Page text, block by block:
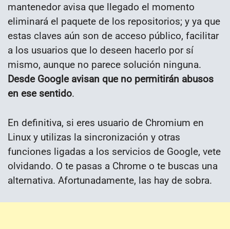
mantenedor avisa que llegado el momento
eliminará el paquete de los repositorios; y ya que
estas claves aún son de acceso público, facilitar
a los usuarios que lo deseen hacerlo por sí
mismo, aunque no parece solución ninguna.
Desde Google avisan que no permitirán abusos
en ese sentido.
En definitiva, si eres usuario de Chromium en
Linux y utilizas la sincronización y otras
funciones ligadas a los servicios de Google, vete
olvidando. O te pasas a Chrome o te buscas una
alternativa. Afortunadamente, las hay de sobra.